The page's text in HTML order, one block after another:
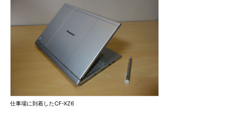
仕事場に到着したCF-XZ6